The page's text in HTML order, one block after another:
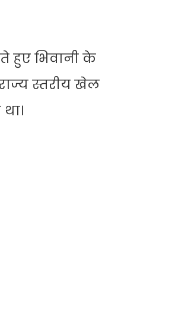
हुए भिवानी के
स्तरीय खेल